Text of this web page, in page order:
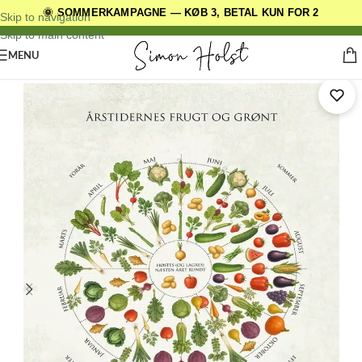
🌞 SOMMERKAMPAGNE — KØB 3, BETAL KUN FOR 2
Skip to navigation
Skip to main content
DANSKE ORIGINALE DESIGNS
MENU
Forside Køkkenplakater